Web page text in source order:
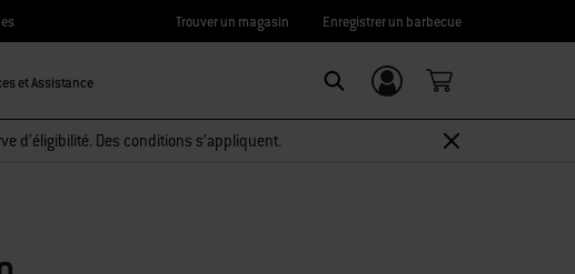
Trouver un magasin Enregistrer un barbecue
et Assistance
Connexion/
Inscription
d’éligibilité. Des conditions s’appliquent.